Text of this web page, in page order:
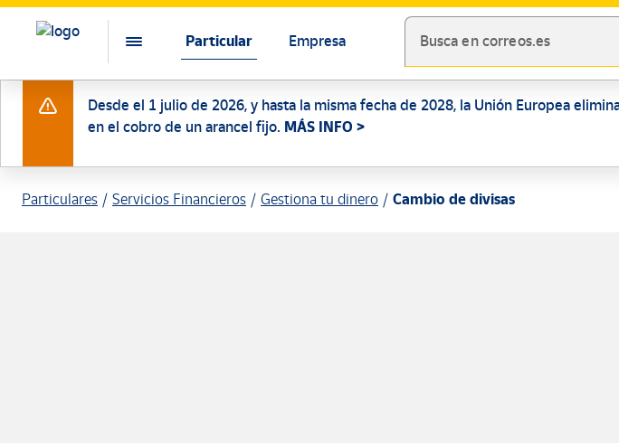
Particular Empresa Busca en correos.es
Desde el 1 julio de 2026, y hasta la misma fecha de 2028, la Unión Europea
en el cobro de un arancel fijo. MÁS INFO >
Particulares Servicios Financieros Gestiona tu dinero Cambio de divisas